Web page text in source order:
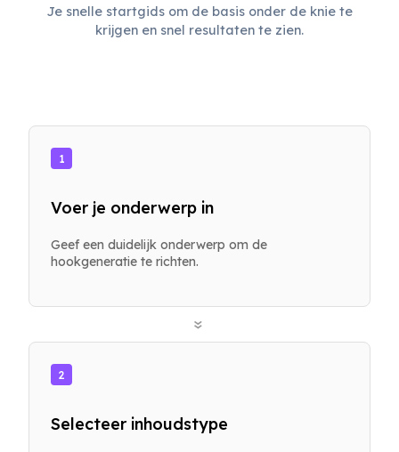
Je snelle startgids om de basis onder de knie te
krijgen en snel resultaten te zien.
1
Voer je onderwerp in
Geef een duidelijk onderwerp om de
hookgeneratie te richten.
»
2
Selecteer inhoudstype